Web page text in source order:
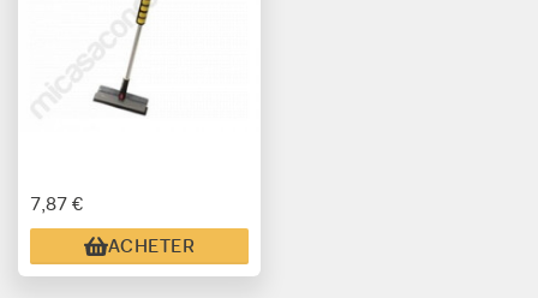
7,87 €
ACHETER